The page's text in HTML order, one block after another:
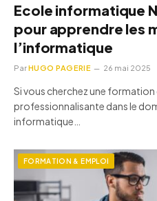
Ecole informatique
pour apprendre les
l’informatique
ParHUGO PAGERIE 26 mai 2025
Si vous cherchez une
professionnalisante dans le
informatique…
FORMATION & EMPLOI